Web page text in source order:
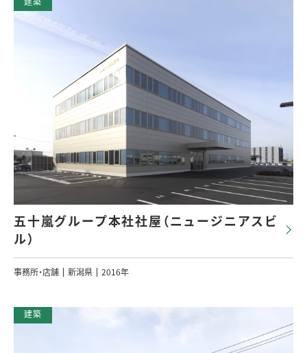
五十嵐グループ本社社屋（ニュージニアスビ
ル）
事務所・店舗 新潟県 2016年